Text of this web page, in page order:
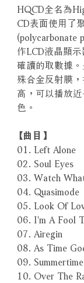
HQCD全名為
CD表面使用了
(polycarbonate
作LCD液晶顯
確讀的取數據
殊合金反射膜
高，可以播放
色。
【曲目】
01. Left Alone
02. Soul Eyes
03. Watch
04. Quasimode
05. Look Of
06. I'm A Fool
07. Airegin
08. As Time
09. Summertime
10. Over The